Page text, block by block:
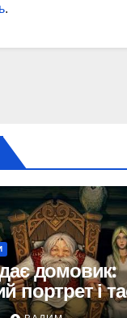
.
домовик:
портрет і